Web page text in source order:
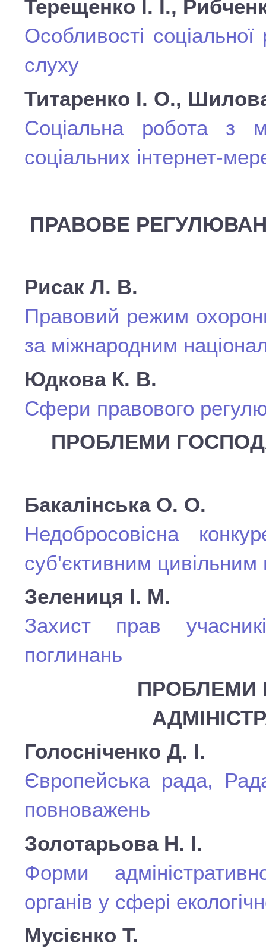
Терещенко І. І.,
Особливості
слуху
Титаренко І. О.,
Соціальна робота з
соціальних інтернет-
ПРАВОВЕ
Рисак Л. В.
Правовий режим
за міжнародним
Юдкова К. В.
Сфери правового
ПРОБЛЕМИ
Бакалінська О. О.
Недобросовісна
суб'єктивним
Зелениця І. М.
Захист прав
поглинань
ПРОБЛЕМИ
Голосніченко Д. І.
Європейська рада,
повноважень
Золотарьова Н. І.
Форми
органів у сфері
Мусієнко Т.